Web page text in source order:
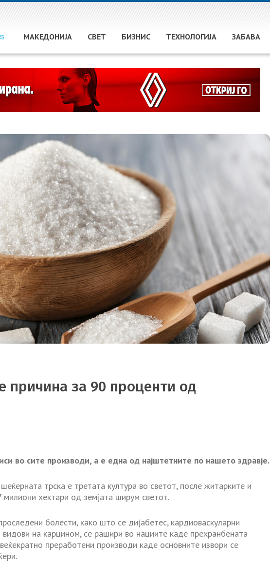
МАКЕДОНИЈА СВЕТ БИЗНИС ТЕХНОЛОГИЈА ЗАБАВА
причина за 90 проценти од
во сите производи, а е една од најштетните по нашето здравје.
трска е третата култура во светот, после житарките и
хектари од земјата ширум светот.
болести, како што се дијабетес, кардиоваскуларни
на карцином, се рашири во нациите каде прехранбената
преработени производи каде основните извори се